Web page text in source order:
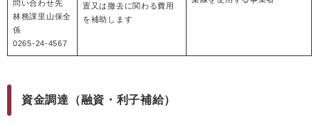
問い合わせ先
林務課里山保全
係
0265-24-4567
置又は撤去に関わる費用
を補助します
資金調達（融資・利子補給）